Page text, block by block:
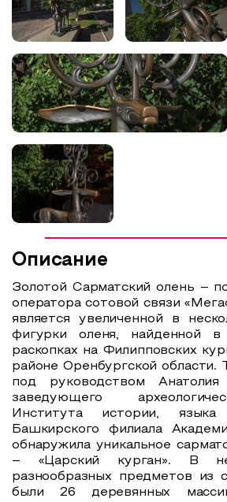
Маршруты от экскурсоводов
Доступная среда
Описание
Золотой Сарматский олень –
оператора сотовой связи
является увеличенной в
фигурки оленя, найденной
раскопках на Филипповских
районе Оренбургской области.
под руководством
заведующего
Института истории,
Башкирского филиала
обнаружила уникальное
– «Царский курган». В
разнообразных предметов из
были 26 деревянных